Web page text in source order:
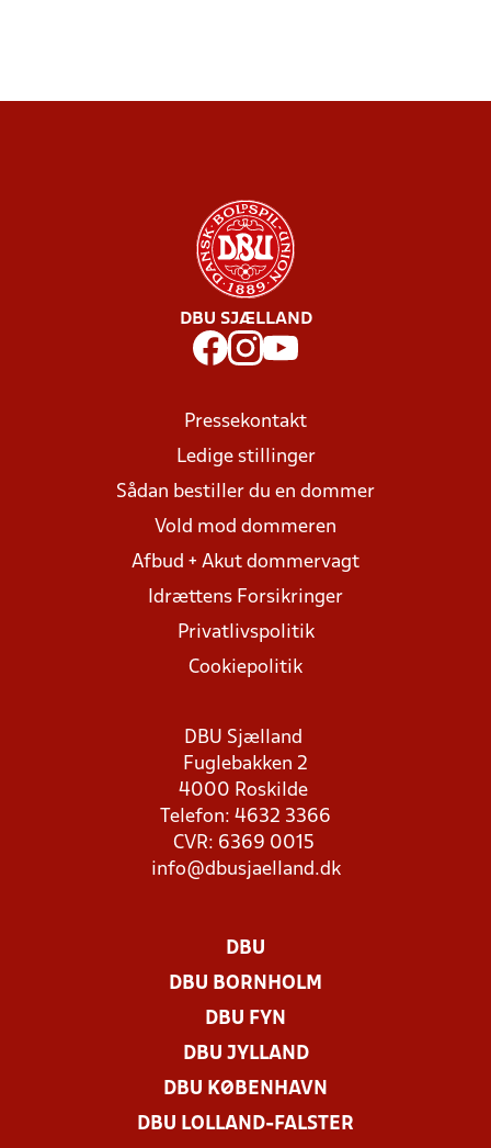
DBU SJÆLLAND
Pressekontakt
Ledige stillinger
Sådan bestiller du en dommer
Vold mod dommeren
Afbud + Akut dommervagt
Idrættens Forsikringer
Privatlivspolitik
Cookiepolitik
DBU Sjælland
Fuglebakken 2
4000 Roskilde
Telefon: 4632 3366
CVR: 6369 0015
info@dbusjaelland.dk
DBU
DBU BORNHOLM
DBU FYN
DBU JYLLAND
DBU KØBENHAVN
DBU LOLLAND-FALSTER